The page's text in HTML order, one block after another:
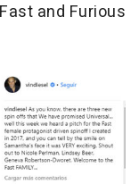
and Furious